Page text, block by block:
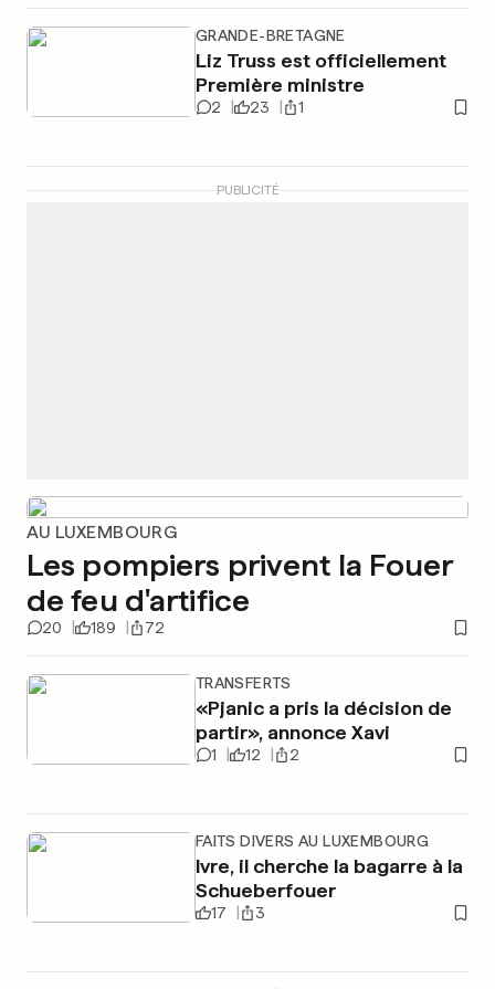
GRANDE-BRETAGNE
Liz Truss est officiellement
Première ministre
2 23 1
PUBLICITÉ
AU LUXEMBOURG
Les pompiers privent la Fouer
de feu d'artifice
20 189 72
TRANSFERTS
«Pjanic a pris la décision de
partir», annonce Xavi
1 12 2
FAITS DIVERS AU LUXEMBOURG
Ivre, il cherche la bagarre à la
Schueberfouer
17 3